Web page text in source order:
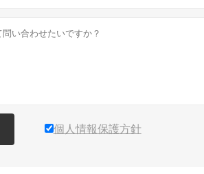
個人情報保護方針